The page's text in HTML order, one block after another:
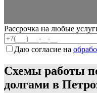
Рассрочка на любые
Даю согласие на
Схемы работы
долгами в